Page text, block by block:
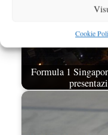
Cookie
Formula 1